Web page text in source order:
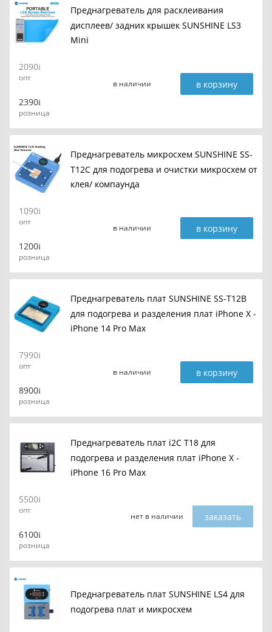
Преднагреватель для расклеивания
дисплеев/ задних крышек SUNSHINE LS3
Mini
2090
опт
2390
розница
в наличии в корзину
Преднагреватель микросхем SUNSHINE SS-
T12C для подогрева и очистки микросхем от
клея/ компаунда
1090
опт
1200
розница
в наличии в корзину
Преднагреватель плат SUNSHINE SS-T12B
для подогрева и разделения плат iPhone X -
iPhone 14 Pro Max
7990
опт
8900
розница
в наличии в корзину
Преднагреватель плат i2C T18 для
подогрева и разделения плат iPhone X -
iPhone 16 Pro Max
5500
опт
6100
розница
нет в наличии заказать
Преднагреватель плат SUNSHINE LS4 для
подогрева плат и микросхем